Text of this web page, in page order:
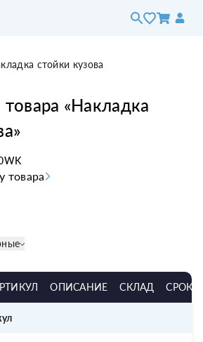
стойки кузова
«Накладка
»
товара
ОПИСАНИЕ СКЛАД СРОК